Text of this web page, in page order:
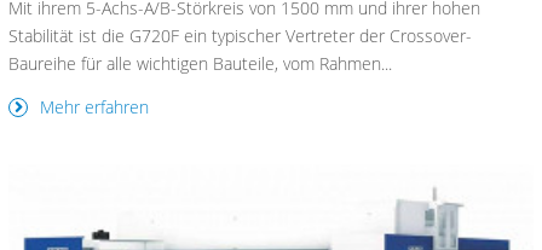
Mit ihrem 5-Achs-A/B-Störkreis von 1500 mm und ihrer hohen
Stabilität ist die G720F ein typischer Vertreter der Crossover-
Baureihe für alle wichtigen Bauteile, vom Rahmen...
Mehr erfahren